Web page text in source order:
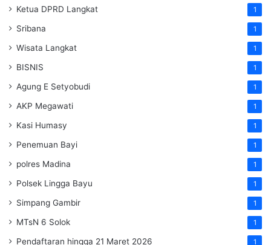
Ketua DPRD Langkat 1
Sribana 1
Wisata Langkat 1
BISNIS 1
Agung E Setyobudi 1
AKP Megawati 1
Kasi Humasy 1
Penemuan Bayi 1
polres Madina 1
Polsek Lingga Bayu 1
Simpang Gambir 1
MTsN 6 Solok 1
Pendaftaran hingga 21 Maret 2026 1